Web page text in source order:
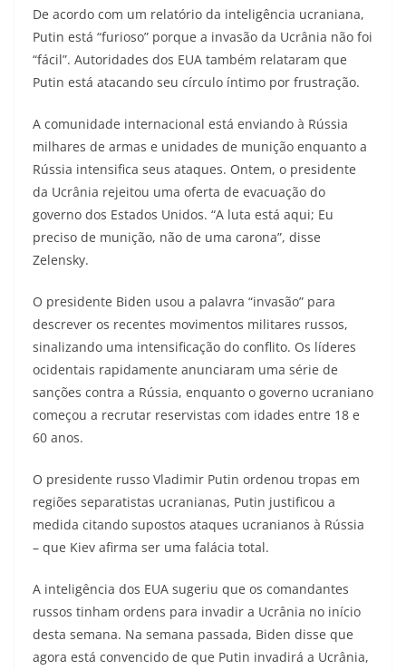
De acordo com um relatório da inteligência ucraniana,
Putin está “furioso” porque a invasão da Ucrânia não foi
“fácil”. Autoridades dos EUA também relataram que
Putin está atacando seu círculo íntimo por frustração.
A comunidade internacional está enviando à Rússia
milhares de armas e unidades de munição enquanto a
Rússia intensifica seus ataques. Ontem, o presidente
da Ucrânia rejeitou uma oferta de evacuação do
governo dos Estados Unidos. “A luta está aqui; Eu
preciso de munição, não de uma carona”, disse
Zelensky.
O presidente Biden usou a palavra “invasão” para
descrever os recentes movimentos militares russos,
sinalizando uma intensificação do conflito. Os líderes
ocidentais rapidamente anunciaram uma série de
sanções contra a Rússia, enquanto o governo ucraniano
começou a recrutar reservistas com idades entre 18 e
60 anos.
O presidente russo Vladimir Putin ordenou tropas em
regiões separatistas ucranianas, Putin justificou a
medida citando supostos ataques ucranianos à Rússia
– que Kiev afirma ser uma falácia total.
A inteligência dos EUA sugeriu que os comandantes
russos tinham ordens para invadir a Ucrânia no início
desta semana. Na semana passada, Biden disse que
agora está convencido de que Putin invadirá a Ucrânia,